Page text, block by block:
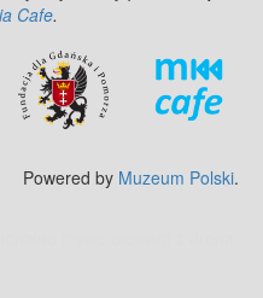
Cafe.
Powered by Muzeum Polski.